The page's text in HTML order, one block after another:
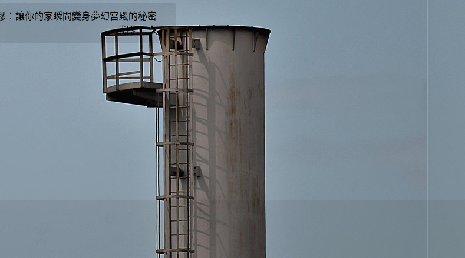
：讓你的家瞬間變身夢幻宮殿的秘密
武器！